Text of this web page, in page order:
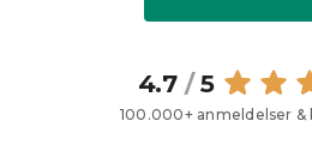
4.7 /5
100.000+ anmeldelser